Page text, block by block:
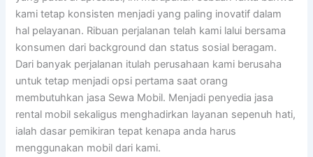
kami tetap konsisten menjadi yang paling inovatif dalam
hal pelayanan. Ribuan perjalanan telah kami lalui bersama
konsumen dari background dan status sosial beragam.
Dari banyak perjalanan itulah perusahaan kami berusaha
untuk tetap menjadi opsi pertama saat orang
membutuhkan jasa Sewa Mobil. Menjadi penyedia jasa
rental mobil sekaligus menghadirkan layanan sepenuh hati,
ialah dasar pemikiran tepat kenapa anda harus
menggunakan mobil dari kami.